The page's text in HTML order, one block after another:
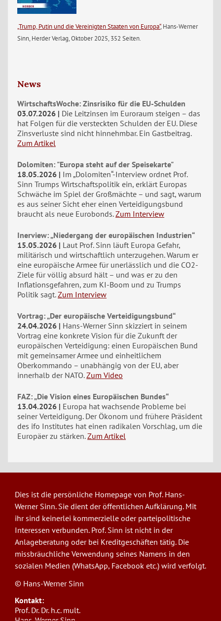
„Trump, Putin und die Vereinigten Staaten von Europa“, Hans-Werner
Sinn, Herder Verlag, Oktober 2025, 352 Seiten.
News
WirtschaftsWoche: Zinsrisiko für die EU-Schulden
03.07.2026
Die Leitzinsen im Euroraum steigen – das
hat Folgen für die versteckten Schulden der EU. Diese
Zinsverluste sind nicht hinnehmbar. Ein Gastbeitrag.
Zum Artikel
Dolomiten: "Europa steht auf der Speisekarte"
18.05.2026
Im „Dolomiten“-Interview ordnet Prof.
Sinn Trumps Wirtschaftspolitik ein, erklärt Europas
Schwäche im Spiel der Großmächte – und sagt, warum
es aus seiner Sicht eher einen Verteidigungsbund
braucht als neue Eurobonds. Zum Interview
Inerview: „Niedergang der europäischen Industrien“
15.05.2026
Laut Prof. Sinn läuft Europa Gefahr,
militärisch und wirtschaftlich unterzugehen. Warum er
eine europäische Armee für unerlässlich und die CO2-
Ziele für völlig absurd hält – und was er zu den
Inflationsgefahren, zum KI-Boom und zu Trumps
Politik sagt. Zum Interview
Vortrag: „Der europäische Verteidigungsbund“
24.04.2026
Hans-Werner Sinn skizziert in seinem
Vortrag eine konkrete Vision für die Zukunft der
europäischen Verteidigung: einen Europäischen Bund
mit gemeinsamer Armee und einheitlichem
Oberkommando – unabhängig von der EU, aber
innerhalb der NATO. Zum Video
FAZ: „Die Vision eines Europäischen Bundes“
13.04.2026
Europa hat wachsende Probleme bei
seiner Verteidigung. Der Ökonom und frühere Präsident
des ifo Institutes hat einen radikalen Vorschlag, um die
Europäer zu stärken. Zum Artikel
Dies ist die persönliche Homepage von Prof. Hans-
Werner Sinn. Sie dient der öffentlichen Aufklärung. Mit
ihr sind keinerlei kommerzielle oder parteipolitische
Interessen verbunden. Prof. Sinn ist nicht in der
Anlageberatung oder bei Kreditgeschäften tätig. Die
missbräuchliche Verwendung seines Namens in den
sozialen Medien (WhatsApp, Facebook etc.) wird verfolgt.
© Hans-Werner Sinn
Kontakt:
Prof. Dr. Dr. h.c. mult.